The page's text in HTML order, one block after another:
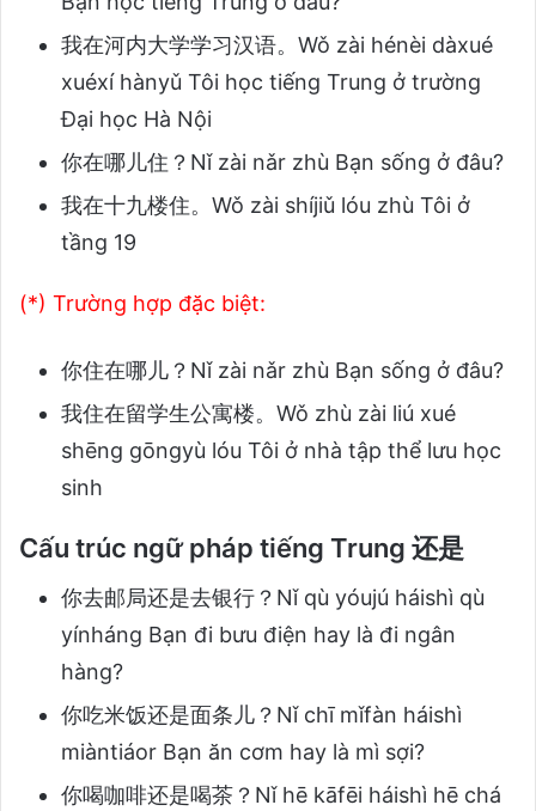
我在河内大学学习汉语。Wǒ zài hénèi dàxué
xuéxí hànyǔ Tôi học tiếng Trung ở trường
Đại học Hà Nội
你在哪儿住？Nǐ zài nǎr zhù Bạn sống ở đâu?
我在十九楼住。Wǒ zài shíjiǔ lóu zhù Tôi ở
tầng 19
(*) Trường hợp đặc biệt:
你住在哪儿？Nǐ zài nǎr zhù Bạn sống ở đâu?
我住在留学生公寓楼。Wǒ zhù zài liú xué
shēng gōngyù lóu Tôi ở nhà tập thể lưu học
sinh
Cấu trúc ngữ pháp tiếng Trung 还是
你去邮局还是去银行？Nǐ qù yóujú háishì qù
yínháng Bạn đi bưu điện hay là đi ngân
hàng?
你吃米饭还是面条儿？Nǐ chī mǐfàn háishì
miàntiáor Bạn ăn cơm hay là mì sợi?
你喝咖啡还是喝茶？Nǐ hē kāfēi háishì hē chá